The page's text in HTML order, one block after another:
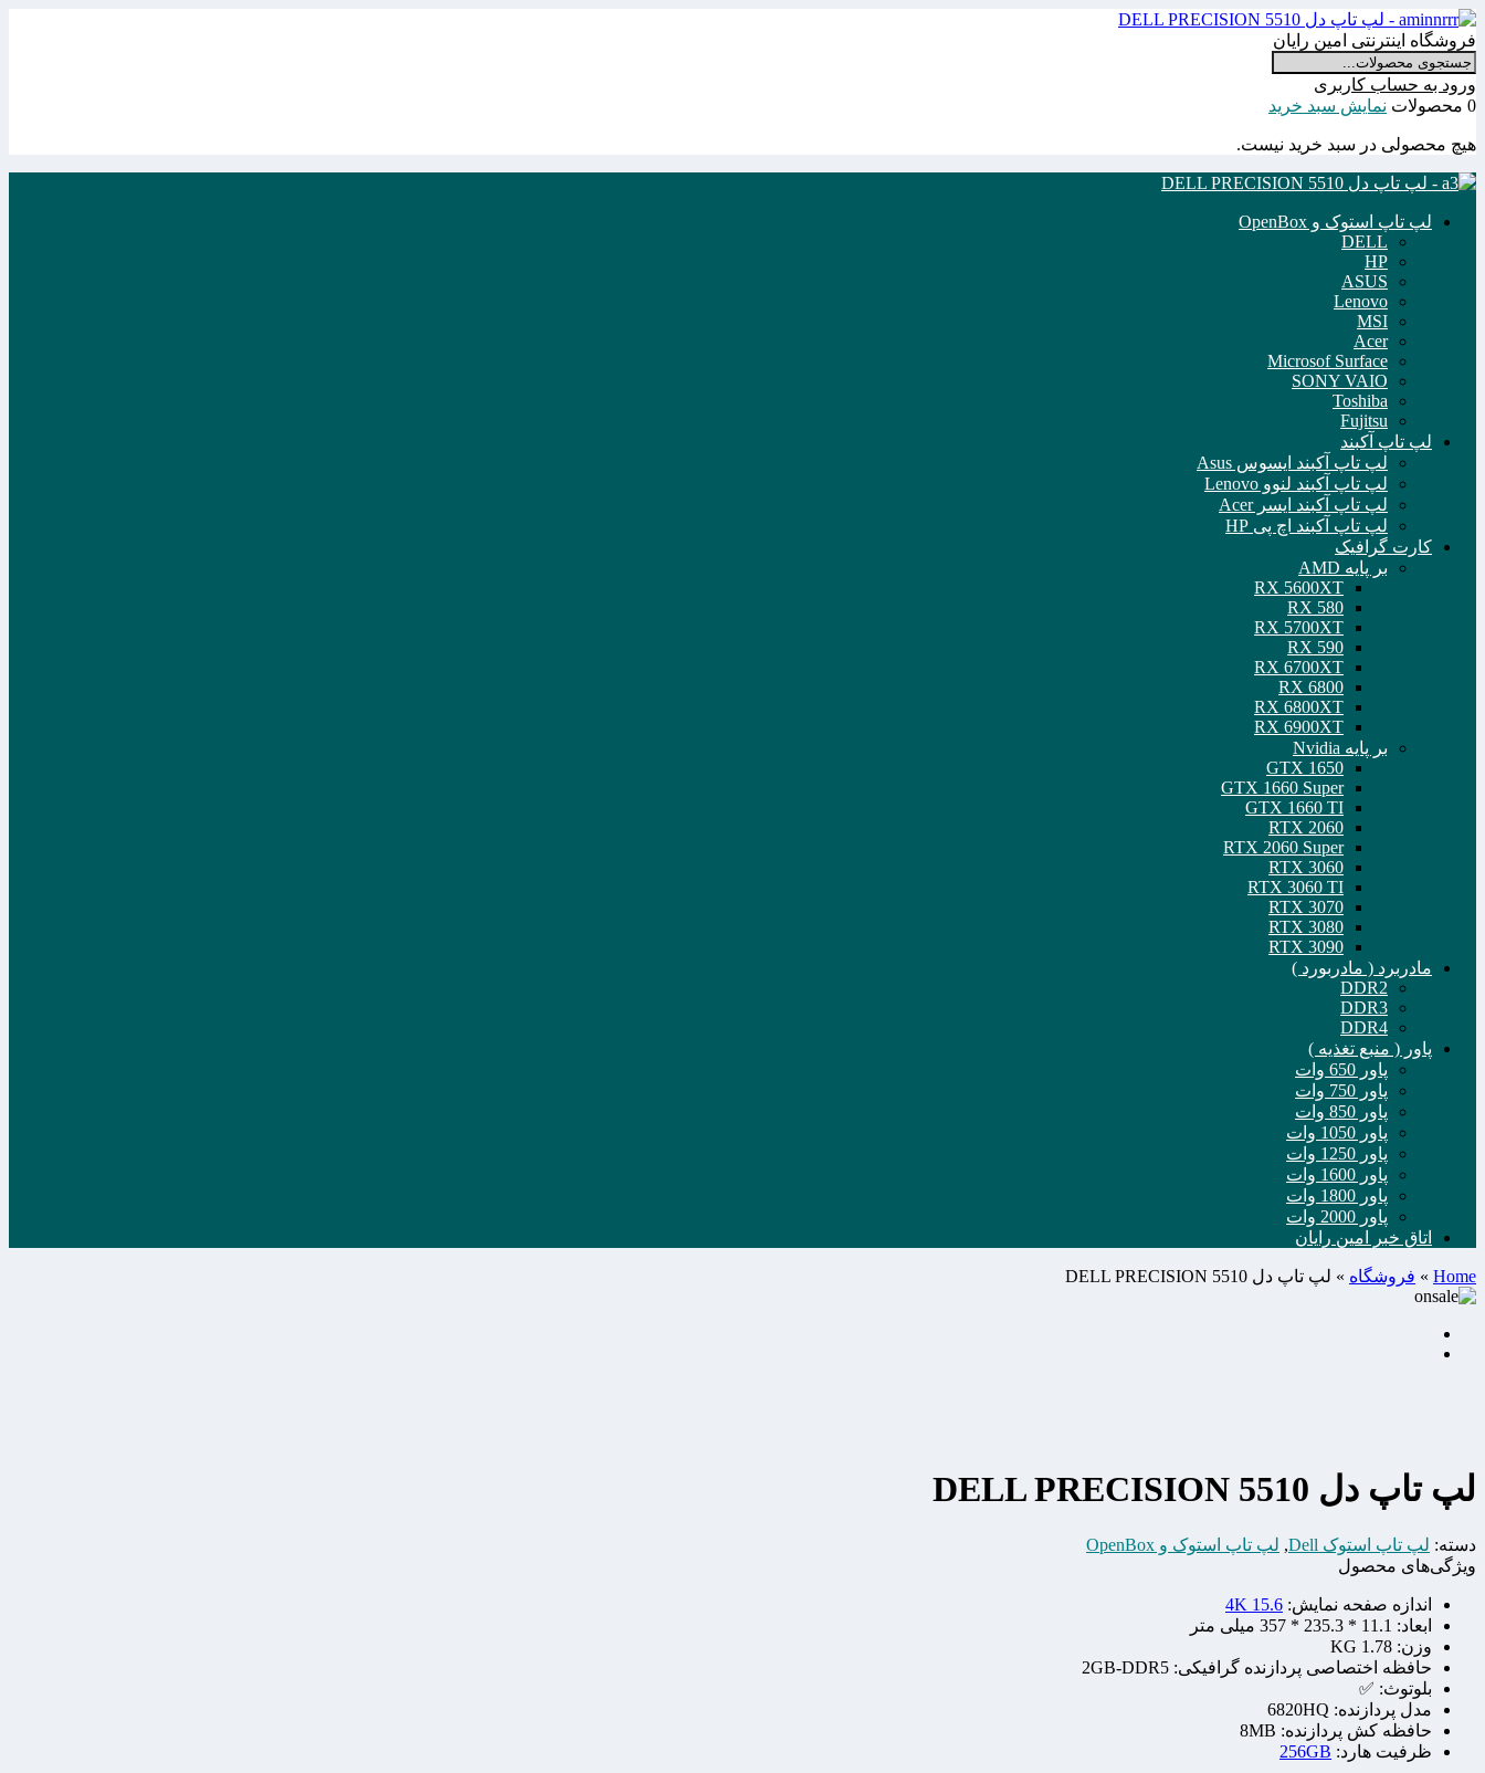
فروشگاه اینترنتی امین رایان
ورود به حساب کاربری
0 محصولات
نمایش سبد خرید
هیچ محصولی در سبد خرید نیست.
لپ تاپ استوک و OpenBox
DELL
HP
ASUS
Lenovo
MSI
Acer
Microsof Surface
SONY VAIO
Toshiba
Fujitsu
لپ تاپ آکبند
لپ تاپ آکبند ایسوس Asus
لپ تاپ آکبند لنوو Lenovo
لپ تاپ آکبند ایسر Acer
لپ تاپ آکبند اچ پی HP
کارت گرافیک
بر پایه AMD
RX 5600XT
RX 580
RX 5700XT
RX 590
RX 6700XT
RX 6800
RX 6800XT
RX 6900XT
بر پایه Nvidia
GTX 1650
GTX 1660 Super
GTX 1660 TI
RTX 2060
RTX 2060 Super
RTX 3060
RTX 3060 TI
RTX 3070
RTX 3080
RTX 3090
مادربرد ( مادربورد )
DDR2
DDR3
DDR4
پاور ( منبع تغذیه )
پاور 650 وات
پاور 750 وات
پاور 850 وات
پاور 1050 وات
پاور 1250 وات
پاور 1600 وات
پاور 1800 وات
پاور 2000 وات
اتاق خبر امین رایان
Home
» فروشگاه » لپ تاپ دل DELL PRECISION 5510
لپ تاپ دل DELL PRECISION 5510
دسته: لپ تاپ استوک Dell , لپ تاپ استوک و OpenBox
ویژگی‌های محصول
اندازه صفحه نمایش: 15.6 4K
ابعاد: 11.1 * 235.3 * 357 میلی متر
وزن: 1.78 KG
حافظه اختصاصی پردازنده گرافیکی: 2GB-DDR5
بلوتوث: ✅
مدل پردازنده: 6820HQ
حافظه کش پردازنده: 8MB
ظرفیت هارد: 256GB